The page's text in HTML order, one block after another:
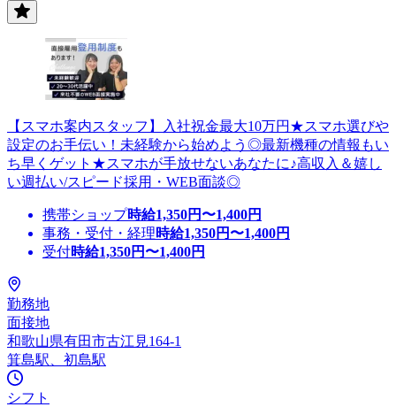
【スマホ案内スタッフ】入社祝金最大10万円★スマホ選びや
設定のお手伝い！未経験から始めよう◎最新機種の情報もい
ち早くゲット★スマホが手放せないあなたに♪高収入＆嬉し
い週払い/スピード採用・WEB面談◎
携帯ショップ時給1,350円〜1,400円
事務・受付・経理時給1,350円〜1,400円
受付時給1,350円〜1,400円
勤務地
面接地
和歌山県有田市古江見164-1
箕島駅、初島駅
シフト